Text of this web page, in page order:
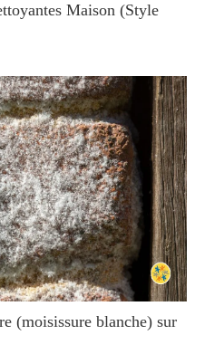
Maison (Style
(moisissure blanche) sur